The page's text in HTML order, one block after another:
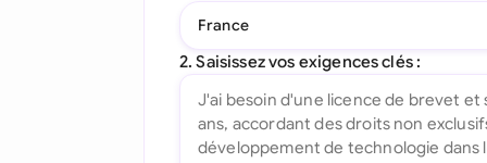
Toutes les fonctionnalités
France
2. Saisissez vos exigences clés :